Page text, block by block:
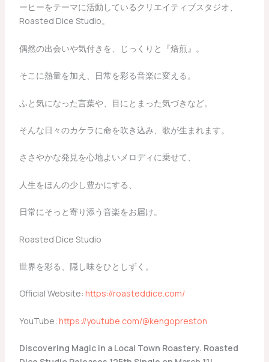
ーヒーをテーマに活動しているクリエイティブスタジオ、
Roasted Dice Studio。
​偶然の出会いや気付きを、じっくりと『焙煎』。
そこに熱量を加え、日常を彩る音楽に変える。
​ふと気になった言葉や、目にとまった気づきなど。
そんな日々のカケラに命を吹き込み、歌が生まれます。
​ささやかな発見を心地よいメロディに乗せて、
人生をほんの少し豊かにする、
日常にそっと寄り添う音楽をお届け。
​Roasted Dice Studio
世界を彩る、隠し味をひとしずく。
​Official Website: https://roasteddice.com/
​YouTube: https://youtube.com/@kengopreston
Discovering Magic in a Local Town Roastery. Roasted